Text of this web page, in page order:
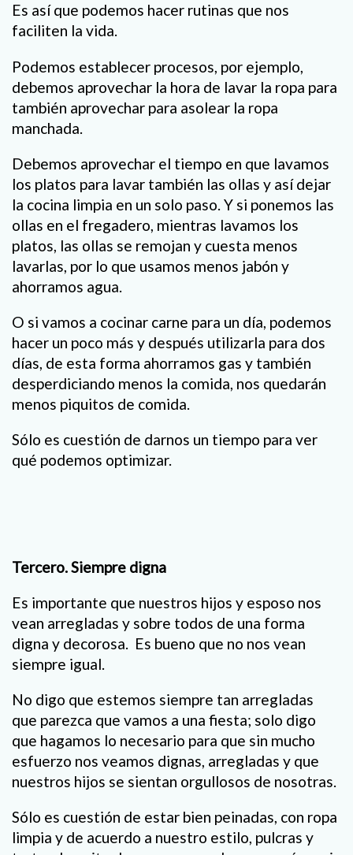
Es así que podemos hacer rutinas que nos
faciliten la vida.
Podemos establecer procesos, por ejemplo,
debemos aprovechar la hora de lavar la ropa para
también aprovechar para asolear la ropa
manchada.
Debemos aprovechar el tiempo en que lavamos
los platos para lavar también las ollas y así dejar
la cocina limpia en un solo paso. Y si ponemos las
ollas en el fregadero, mientras lavamos los
platos, las ollas se remojan y cuesta menos
lavarlas, por lo que usamos menos jabón y
ahorramos agua.
O si vamos a cocinar carne para un día, podemos
hacer un poco más y después utilizarla para dos
días, de esta forma ahorramos gas y también
desperdiciando menos la comida, nos quedarán
menos piquitos de comida.
Sólo es cuestión de darnos un tiempo para ver
qué podemos optimizar.
Tercero. Siempre digna
Es importante que nuestros hijos y esposo nos
vean arregladas y sobre todos de una forma
digna y decorosa. Es bueno que no nos vean
siempre igual.
No digo que estemos siempre tan arregladas
que parezca que vamos a una fiesta; solo digo
que hagamos lo necesario para que sin mucho
esfuerzo nos veamos dignas, arregladas y que
nuestros hijos se sientan orgullosos de nosotras.
Sólo es cuestión de estar bien peinadas, con ropa
limpia y de acuerdo a nuestro estilo, pulcras y